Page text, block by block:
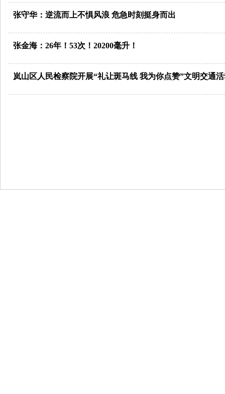
张守华：逆流而上不惧风浪 危急时刻挺身而出
张金海：26年！53次！20200毫升！
岚山区人民检察院开展“礼让斑马线 我为你点赞”文明交通